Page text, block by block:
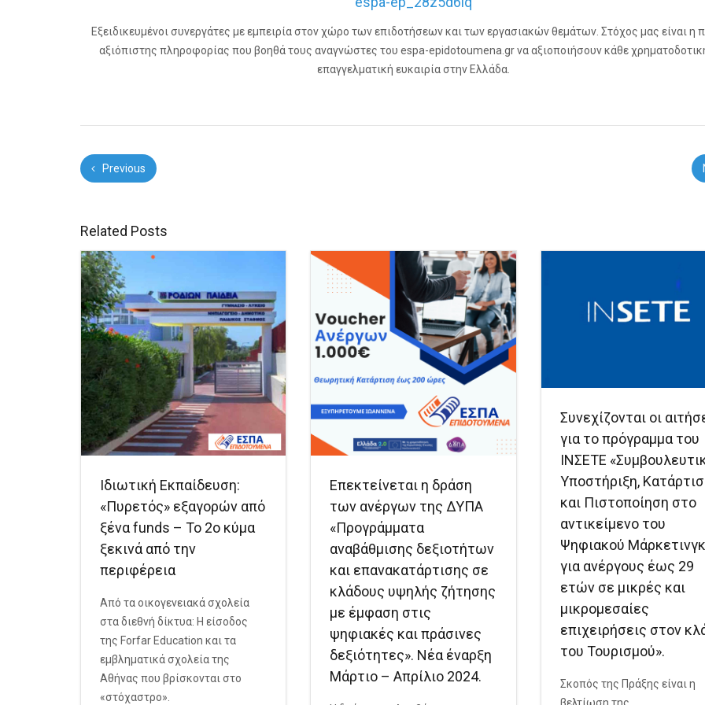
Εξειδικευμένοι συνεργάτες με εμπειρία στον χώρο των επιδοτήσεων και των εργασιακών θεμάτων. Στόχος μας είναι η
αξιόπιστης πληροφορίας που βοηθά τους αναγνώστες του espa-epidotoumena.gr να αξιοποιήσουν κάθε
επαγγελματική ευκαιρία στην Ελλάδα.
Previous
Related Posts
Ιδιωτική Εκπαίδευση:
«Πυρετός» εξαγορών από
ξένα funds – Το 2ο κύμα
ξεκινά από την
περιφέρεια
Από τα οικογενειακά σχολεία
στα διεθνή δίκτυα: Η είσοδος
της Forfar Education και τα
εμβληματικά σχολεία της
Αθήνας που βρίσκονται στο
«στόχαστρο».
Επεκτείνεται η δράση
των ανέργων της ΔΥΠΑ
«Προγράμματα
αναβάθμισης δεξιοτήτων
και επανακατάρτισης σε
κλάδους υψηλής ζήτησης
με έμφαση στις
ψηφιακές και πράσινες
δεξιότητες». Νέα έναρξη
Μάρτιο – Απρίλιο 2024.
Συνεχίζονται οι
για το πρόγραμμα του
ΙΝΣΕΤΕ
Υποστήριξη,
και Πιστοποίηση στο
αντικείμενο του
Ψηφιακού Μάρκετινγκ
για ανέργους έως 29
ετών σε μικρές και
μικρομεσαίες
επιχειρήσεις στον
του Τουρισμού».
Σκοπός της Πράξης είναι η
βελτίωση της